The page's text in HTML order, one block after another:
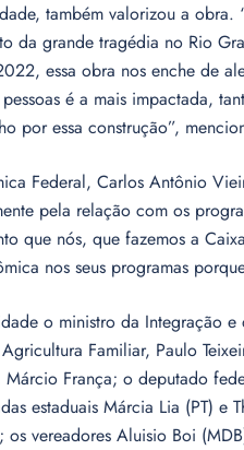
também valorizou a
da grande tragédia no Rio
essa obra nos enche de
é a mais impactada,
por essa construção”,
Federal, Carlos Antônio
pela relação com os
que nós, que fazemos a
nos seus programas
o ministro da Integração
Familiar, Paulo
Márcio França; o deputado
estaduais Márcia Lia (PT)
os vereadores Aluisio Boi